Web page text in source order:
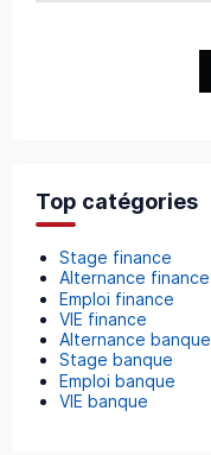
Top catégories
Stage finance
Alternance finance
Emploi finance
VIE finance
Alternance banque
Stage banque
Emploi banque
VIE banque